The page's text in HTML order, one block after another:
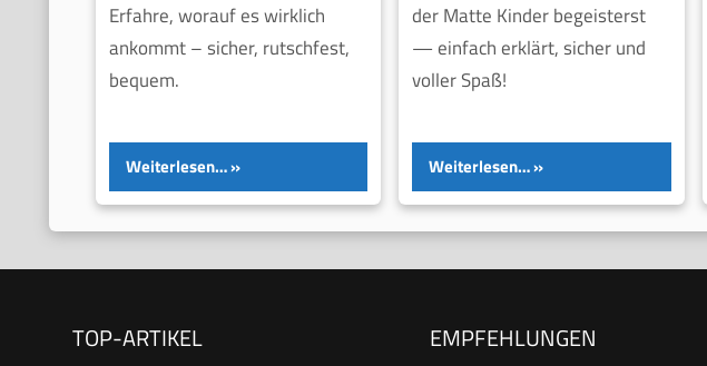
Erfahre, worauf es wirklich
ankommt – sicher, rutschfest,
bequem.
Weiterlesen…
der Matte Kinder begeisterst
— einfach erklärt, sicher und
voller Spaß!
Weiterlesen…
TOP-ARTIKEL EMPFEHLUNGEN